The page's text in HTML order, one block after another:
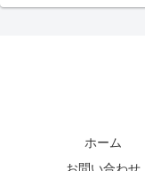
ホーム